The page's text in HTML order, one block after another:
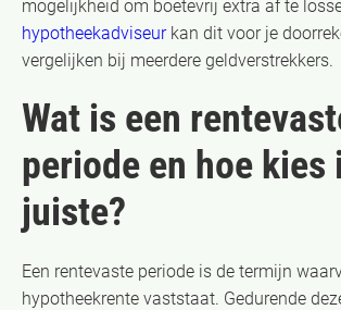
mogelijkheid om boetevrij extra af te
hypotheekadviseurkan dit voor je
vergelijken bij meerdere geldverstrekkers.
Wat is een
periode en hoe kies
juiste?
Een rentevaste periode is de termijn
hypotheekrente vaststaat. Gedurende